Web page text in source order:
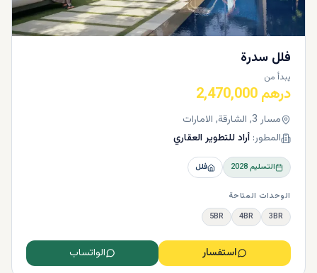
فلل سدرة
يبدأ من
درهم 2,470,000
مسار 3, الشارقة, الامارات
المطور: أراد للتطوير العقاري
التسليم2028 فلل
الوحدات المتاحة
3BR
4BR
5BR
استفسار الواتساب